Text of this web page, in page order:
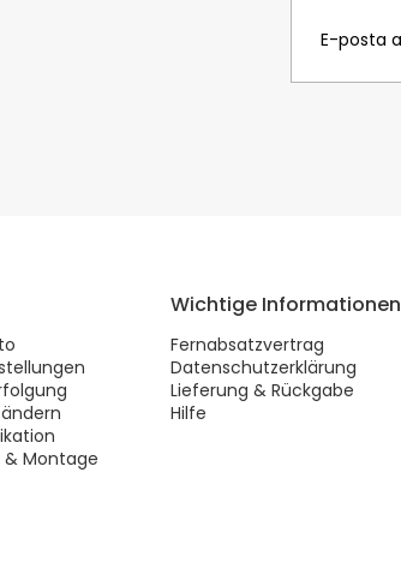
& Montage
Wichtige Informationen
Fernabsatzvertrag
Datenschutzerklärung
Lieferung & Rückgabe
Hilfe